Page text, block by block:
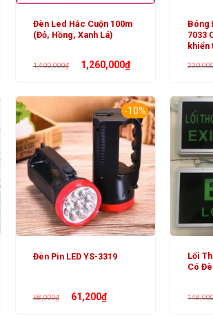
Đèn Led Hắc Cuộn 100m
(Đỏ, Hồng, Xanh Lá)
1,400,000₫
Giá
gốc
1,260,000₫Giá
hiện
1,260,000₫.
Bóng
7033
khiển
-10%
Đèn Pin LED YS-3319
68,000₫
Giá
gốc
61,200₫Giá
hiện
Lối
Có